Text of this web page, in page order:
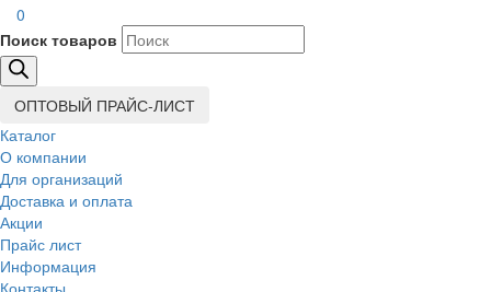
0
Поиск товаров
ОПТОВЫЙ ПРАЙС-ЛИСТ
Каталог
О компании
Для организаций
Доставка и оплата
Акции
Прайс лист
Информация